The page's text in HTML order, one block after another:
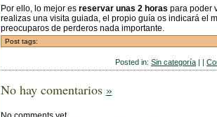
Por ello, lo mejor es reservar unas 2 horas para poder
realizas una visita guiada, el propio guía os indicará el
preocuparos de perderos nada importante.
Post tags:
Posted in: Sin categoría | |
No hay comentarios »